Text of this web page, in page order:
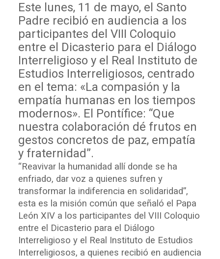
Este lunes, 11 de mayo, el Santo
Padre recibió en audiencia a los
participantes del VIII Coloquio
entre el Dicasterio para el Diálogo
Interreligioso y el Real Instituto de
Estudios Interreligiosos, centrado
en el tema: «La compasión y la
empatía humanas en los tiempos
modernos». El Pontífice: “Que
nuestra colaboración dé frutos en
gestos concretos de paz, empatía
y fraternidad”.
“Reavivar la humanidad allí donde se ha
enfriado, dar voz a quienes sufren y
transformar la indiferencia en solidaridad”,
esta es la misión común que señaló el Papa
León XIV a los participantes del VIII Coloquio
entre el Dicasterio para el Diálogo
Interreligioso y el Real Instituto de Estudios
Interreligiosos, a quienes recibió en audiencia